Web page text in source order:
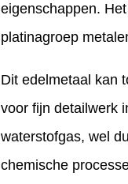
eigenschappen.
platinagroep
Dit edelmetaal kan
voor fijn detailwerk
waterstofgas, wel
chemische